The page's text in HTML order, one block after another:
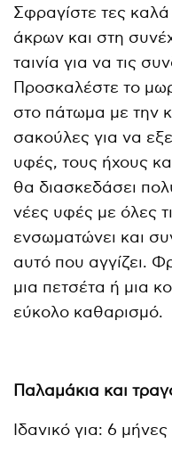
Σφραγίστε τες
άκρων και στη
ταινία για να τις
Προσκαλέστε το
στο πάτωμα με την
σακούλες για να
υφές, τους ήχους
θα διασκεδάσει
νέες υφές με όλες
ενσωματώνει και
αυτό που αγγίζει.
μια πετσέτα ή μια
εύκολο καθαρισμό.
Παλαμάκια και
Ιδανικό για: 6